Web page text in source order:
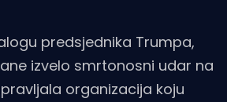
predsjednika Trumpa,
izvelo smrtonosni udar na
organizacija koju